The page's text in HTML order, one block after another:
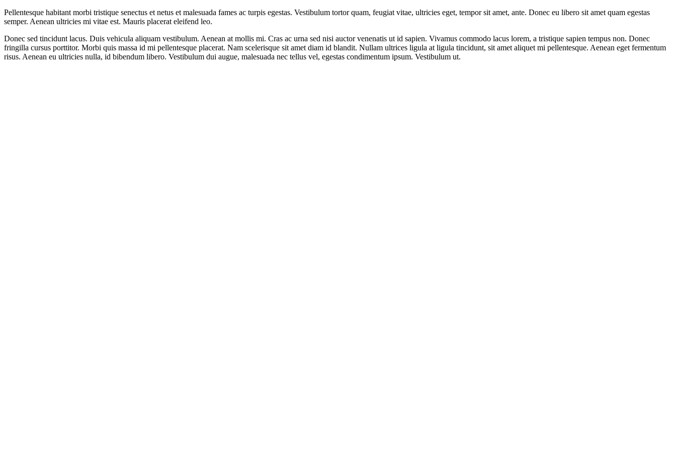
Pellentesque habitant morbi tristique senectus et netus et malesuada fames ac turpis egestas. Vestibulum tortor quam, feugiat vitae, ultricies eget, tempor sit amet, ante. Donec eu libero sit amet quam egestas
semper. Aenean ultricies mi vitae est. Mauris placerat eleifend leo.
Donec sed tincidunt lacus. Duis vehicula aliquam vestibulum. Aenean at mollis mi. Cras ac urna sed nisi auctor venenatis ut id sapien. Vivamus commodo lacus lorem, a tristique sapien tempus non. Donec
fringilla cursus porttitor. Morbi quis massa id mi pellentesque placerat. Nam scelerisque sit amet diam id blandit. Nullam ultrices ligula at ligula tincidunt, sit amet aliquet mi pellentesque. Aenean eget fermentum
risus. Aenean eu ultricies nulla, id bibendum libero. Vestibulum dui augue, malesuada nec tellus vel, egestas condimentum ipsum. Vestibulum ut.